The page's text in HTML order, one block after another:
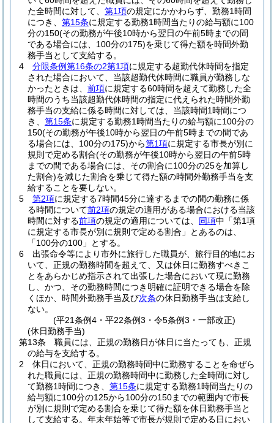
た全時間に対して、 第1項の規定にかかわらず、勤務1時間
につき、 第15条に規定する勤務1時間当たりの給与額に100
分の150(その勤務が午後10時から翌日の午前5時までの間
である場合には、100分の175)を乗じて得た額を時間外勤
務手当として支給する。
4
分限条例第16条の2第1項に規定する超勤代休時間を指定
された場合において、当該超勤代休時間に職員が勤務しな
かったときは、 前項に規定する60時間を超えて勤務した全
時間のうち当該超勤代休時間の指定に代えられた時間外勤
務手当の支給に係る時間に対しては、当該時間1時間につ
き、 第15条に規定する勤務1時間当たりの給与額に100分の
150(その勤務が午後10時から翌日の午前5時までの間であ
る場合には、100分の175)から第1項に規定する市長が別に
規則で定める割合(その勤務が午後10時から翌日の午前5時
までの間である場合には、その割合に100分の25を加算し
た割合)を減じた割合を乗じて得た額の時間外勤務手当を支
給することを要しない。
5
第2項に規定する7時間45分に達するまでの間の勤務に係
る時間について前2項の規定の適用がある場合における当該
時間に対する前項の規定の適用については、 同項中「第1項
に規定する市長が別に規則で定める割合」とあるのは、
「100分の100」とする。
6
出張命令等により市外に旅行した職員が、旅行目的地にお
いて、正規の勤務時間を超えて、又は休日に勤務すべきこ
とをあらかじめ指示されて出張した場合において現に勤務
し、かつ、その勤務時間につき明確に証明できる場合を除
くほか、時間外勤務手当及び次条の休日勤務手当は支給し
ない。
(平21条例4・平22条例3・令5条例3・一部改正)
(休日勤務手当)
第13条
職員には、正規の勤務日が休日に当たっても、正規
の給与を支給する。
2
休日において、正規の勤務時間中に勤務することを命ぜら
れた職員には、正規の勤務時間中に勤務した全時間に対し
て勤務1時間につき、 第15条に規定する勤務1時間当たりの
給与額に100分の125から100分の150までの範囲内で市長
が別に規則で定める割合を乗じて得た額を休日勤務手当と
して支給する。 年末年始等で市長が規則で定める日におい